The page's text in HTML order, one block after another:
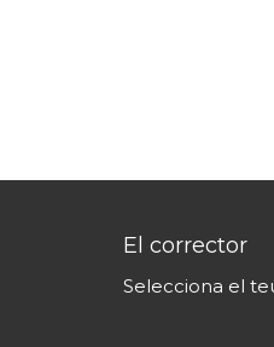
El corrector
Selecciona el